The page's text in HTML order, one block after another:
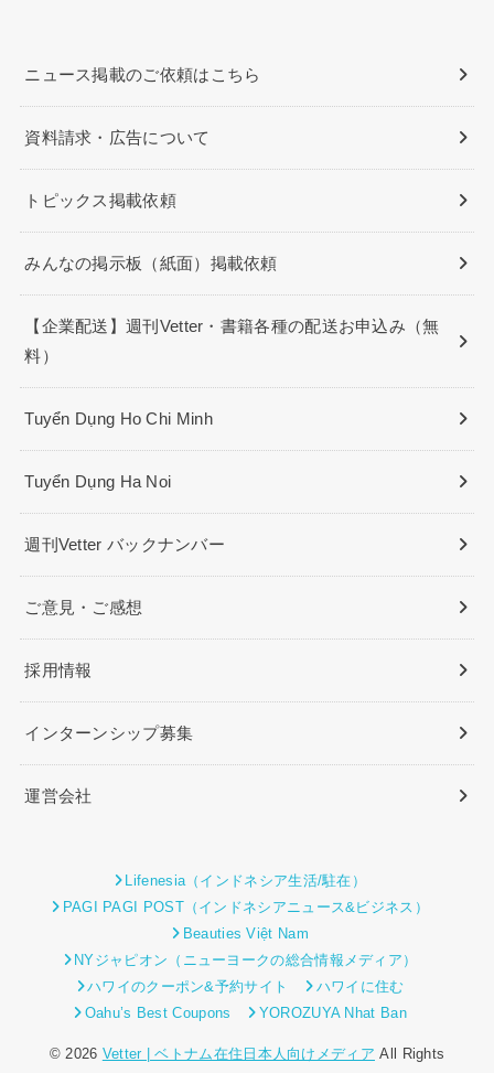
ニュース掲載のご依頼はこちら
資料請求・広告について
トピックス掲載依頼
みんなの掲示板（紙面）掲載依頼
【企業配送】週刊Vetter・書籍各種の配送お申込み（無
料）
Tuyển Dụng Ho Chi Minh
Tuyển Dụng Ha Noi
週刊Vetter バックナンバー
ご意見・ご感想
採用情報
インターンシップ募集
運営会社
Lifenesia（インドネシア生活/駐在）
PAGI PAGI POST（インドネシアニュース&ビジネス）
Beauties Việt Nam
NYジャピオン（ニューヨークの総合情報メディア）
ハワイのクーポン&予約サイト
ハワイに住む
Oahu’s Best Coupons
YOROZUYA Nhat Ban
© 2026 Vetter | ベトナム在住日本人向けメディア All Rights